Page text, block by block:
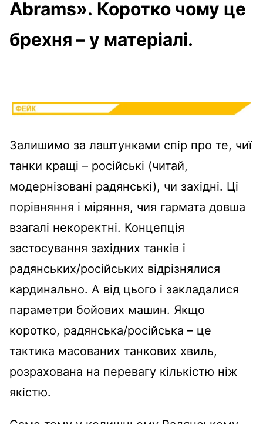
Abrams». Коротко чому це
брехня – у матеріалі.
Залишимо за лаштунками спір про те, чиї
танки кращі – російські (читай,
модернізовані радянські), чи західні. Ці
порівняння і міряння, чия гармата довша
взагалі некоректні. Концепція
застосування західних танків і
радянських/російських відрізнялися
кардинально. А від цього і закладалися
параметри бойових машин. Якщо
коротко, радянська/російська – це
тактика масованих танкових хвиль,
розрахована на перевагу кількістю ніж
якістю.